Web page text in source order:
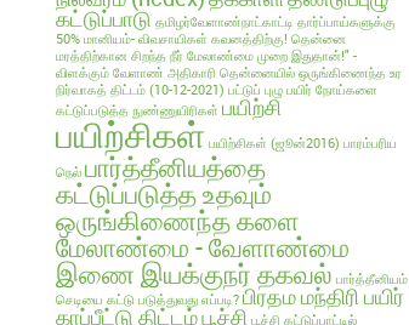
கட்டுப்பாடு தமிழர்வேளாண்நாட்காட்டி தார்ப்பாய்களுக்கு
50% மானியம்- விவசாயிகள் கவனத்திற்கு! தென்னை
மரத்திற்கான சிறந்த நீர் மேலாண்மை முறை இதுதான்!" -
விளக்கும் வேளாண் அதிகாரி தென்னையில் ஒருங்கிணைந்த உர
நிர்வாகத் திட்டம் (10-12-2021) பட்டுப் புழு பயிர் நோய்களை
கட்டுப்படுத்த நுண்ணுயிரிகள் பயிற்சி
பயிற்சிகள் பயிற்சிகள் (ஜூன்2016) பாரம்பரிய
நெல் பார்த்தீனியத்தை
கட்டுப்படுத்த உதவும்
ஒருங்கிணைந்த களை
மேலாண்மை - வேளாண்மை
இணை இயக்குநர் தகவல் பார்த்தீனியம்
செடியை கட்டு படுத்துவது எப்படி? பிரதம மந்திரி பயிர்
காப்பீட்டு திட்டம்பூச்சி பூச்சி கட்டுப்பாட்டில்